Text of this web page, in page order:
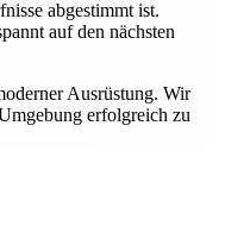
abgestimmt ist.
auf den nächsten
Ausrüstung. Wir
erfolgreich zu